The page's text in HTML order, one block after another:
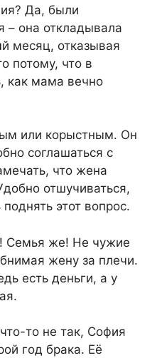
Да, были
– она откладывала
месяц, отказывая
потому, что в
как мама вечно
или корыстным. Он
соглашаться с
что жена
отшучиваться,
этот вопрос.
Семья же! Не чужие
жену за плечи.
есть деньги, а у
то не так, София
год брака. Её